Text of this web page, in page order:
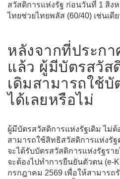
สวัสดิการแห่งรัฐ ก่อนวันที่ 1 สิง
ไทยช่วยไทยพลัส (60/40) เช่นเดี
หลังจากที่ประก
แล้ว ผู้มีบัตรสวัส
เดิมสามารถใช้บั
ได้เลยหรือไม่
ผู้มีบัตรสวัสดิการแห่งรัฐเดิม ไม่
สามารถใช้สิทธิสวัสดิการแห่งรัฐ
จะได้รับบัตรสวัสดิการแห่งรัฐร
จะต้องไปทำการยืนยันตัวตน (e-
กรกฎาคม 2569 เพื่อให้สามารถ